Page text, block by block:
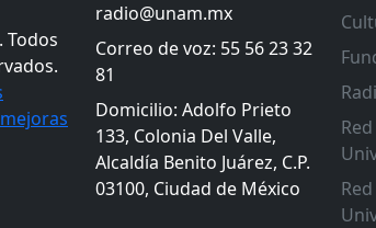
Todos
radio@unam.mx
Correo de voz: 55 56 23 32
81
Domicilio: Adolfo Prieto
133, Colonia Del Valle,
Alcaldía Benito Juárez, C.P.
03100, Ciudad de México